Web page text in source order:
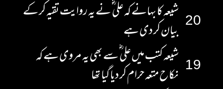
20 شیعہ کا بہانے کہ علی ؓ نے یہ روایت تقیہ کر کے
بیان کر دی ہے
19 شیعہ کتب میں علی ؓ سے بھی یہ مروی ہے کہ
نکاح متعہ حرام کر دیا گیا تھا